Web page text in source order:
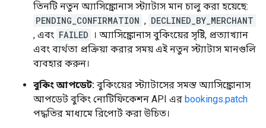
তিনটি নতুন অ্যাসিঙ্ক্রোনাস স্ট্যাটাস মান চালু করা হয়েছে:
PENDING_CONFIRMATION , DECLINED_BY_MERCHANT
, এবং FAILED
। অ্যাসিঙ্ক্রোনাস বুকিংয়ের সৃষ্টি, প্রত্যাখ্যান
এবং ব্যর্থতা প্রক্রিয়া করার সময় এই নতুন স্ট্যাটাস মানগুলি
ব্যবহার করুন।
বুকিং আপডেট: বুকিংয়ের স্ট্যাটাসের সমস্ত অ্যাসিঙ্ক্রোনাস
আপডেট বুকিং নোটিফিকেশন API এর bookings.patch
পদ্ধতির মাধ্যমে রিপোর্ট করা উচিত।